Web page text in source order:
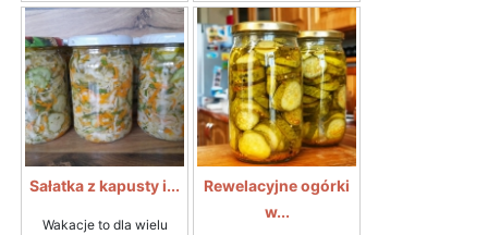
Sałatka z kapusty i...
Wakacje to dla wielu
Rewelacyjne ogórki
w...